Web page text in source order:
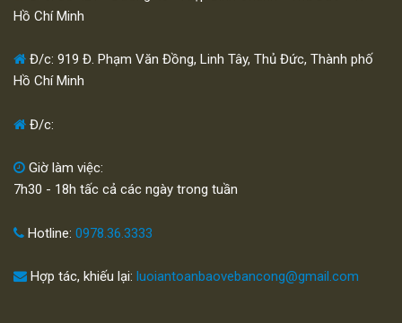
Hồ Chí Minh
Đ/c: 919 Đ. Phạm Văn Đồng, Linh Tây, Thủ Đức, Thành phố
Hồ Chí Minh
Đ/c:
Giờ làm việc:
7h30 - 18h tấc cả các ngày trong tuần
Hotline: 0978.36.3333
Hợp tác, khiếu lại: luoiantoanbaovebancong@gmail.com